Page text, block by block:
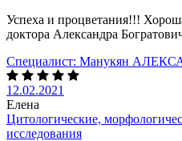
Успеха и процветания!!!
доктора Александра
Специалист: Манукян
12.02.2021
Елена
Цитологические,
исследования